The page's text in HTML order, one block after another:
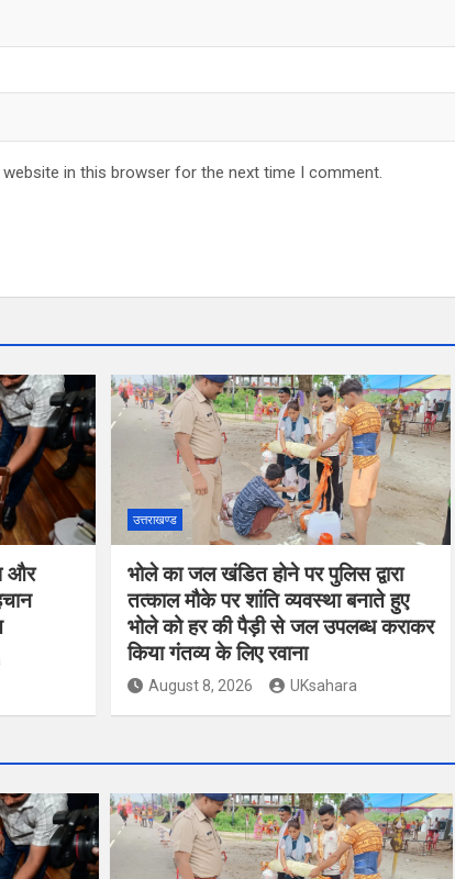
website in this browser for the next time I comment.
और
उत्तराखण्ड
भोले का जल खंडित होने पर पुलिस द्वारा
तत्काल मौके पर शांति व्यवस्था बनाते हुए
भोले को हर की पैड़ी से जल उपलब्ध कराकर
किया गंतव्य के लिए रवाना
August 8, 2026 UKsahara